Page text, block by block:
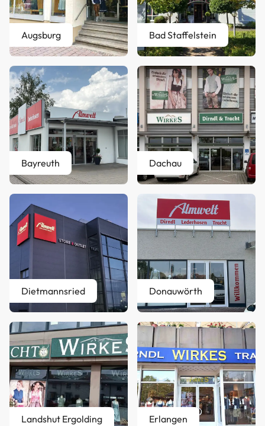
Augsburg Bad Staffelstein
Bayreuth Dachau
Dietmannsried Donauwörth
Landshut Ergolding Erlangen